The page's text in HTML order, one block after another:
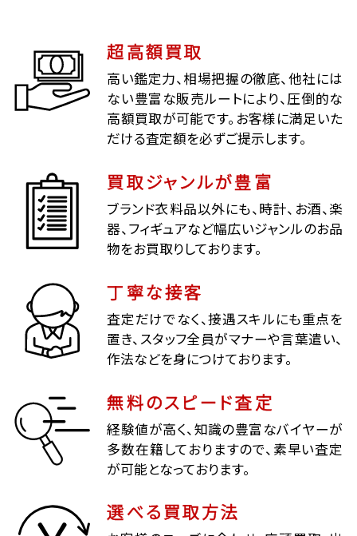
超高額買取
高い鑑定力、相場把握の徹底、他社には
ない豊富な販売ルートにより、圧倒的な
高額買取が可能です。お客様に満足いた
だける査定額を必ずご提示します。
買取ジャンルが豊富
ブランド衣料品以外にも、時計、お酒、楽
器、フィギュアなど幅広いジャンルのお品
物をお買取りしております。
丁寧な接客
査定だけでなく、接遇スキルにも重点を
置き、スタッフ全員がマナーや言葉遣い、
作法などを身につけております。
無料のスピード査定
経験値が高く、知識の豊富なバイヤーが
多数在籍しておりますので、素早い査定
が可能となっております。
選べる買取方法